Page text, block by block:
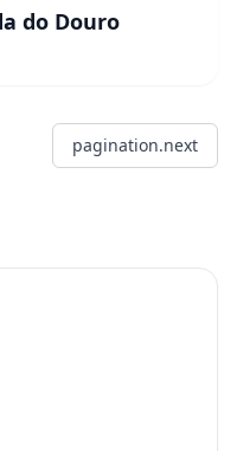
do Douro
pagination.next